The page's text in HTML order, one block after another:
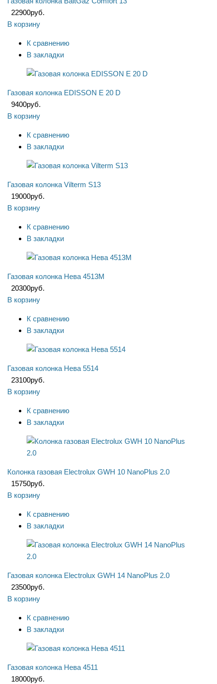
22900руб.
В корзину
К сравнению
В закладки
Газовая колонка EDISSON E 20 D
9400руб.
В корзину
К сравнению
В закладки
Газовая колонка Vilterm S13
19000руб.
В корзину
К сравнению
В закладки
Газовая колонка Нева 4513М
20300руб.
В корзину
К сравнению
В закладки
Газовая колонка Нева 5514
23100руб.
В корзину
К сравнению
В закладки
Колонка газовая Electrolux GWH 10 NanoPlus 2.0
15750руб.
В корзину
К сравнению
В закладки
Газовая колонка Electrolux GWH 14 NanoPlus 2.0
23500руб.
В корзину
К сравнению
В закладки
Газовая колонка Нева 4511
18000руб.